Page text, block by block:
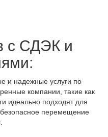
с СДЭК и
и надежные услуги по
компании, такие как
идеально подходят для
перемещение